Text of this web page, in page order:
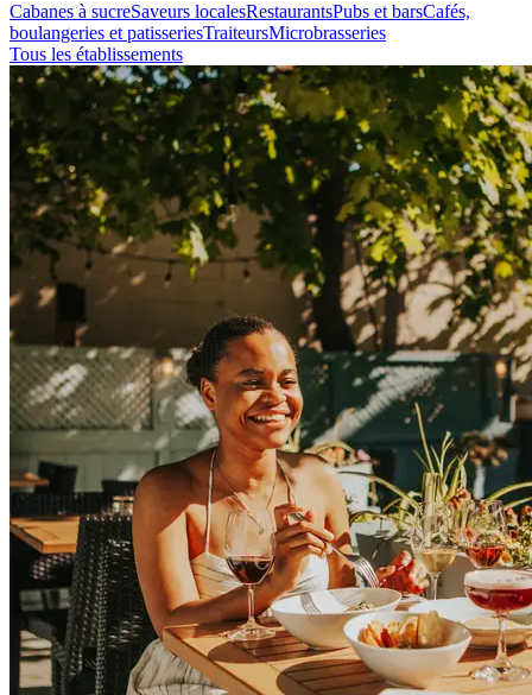
Cabanes à sucreSaveurs localesRestaurantsPubs et barsCafés,
boulangeries et patisseriesTraiteursMicrobrasseries
Tous les établissements